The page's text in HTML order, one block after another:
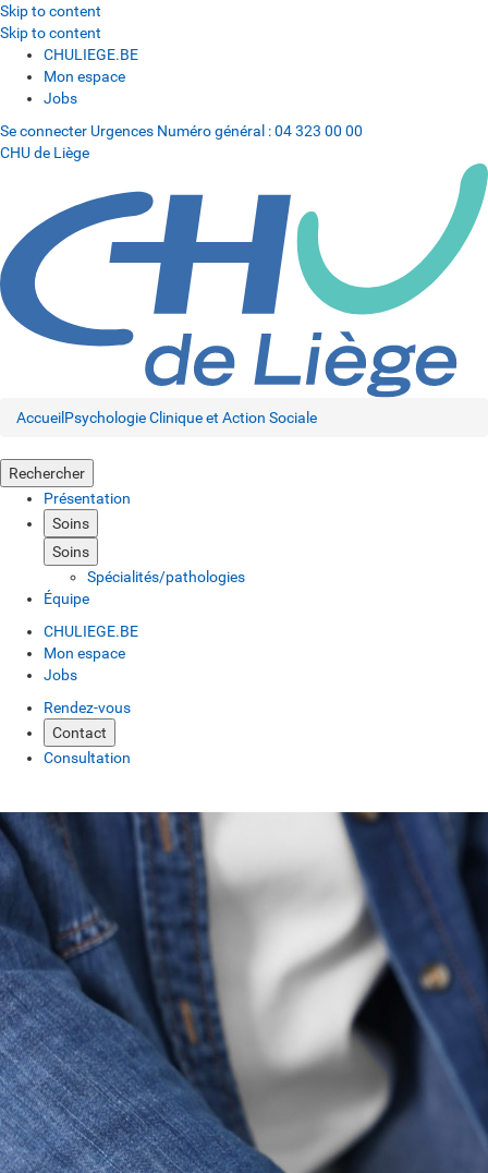
Skip to content
Skip to content
CHULIEGE.BE
Mon espace
Jobs
Se connecter Urgences Numéro général :04 323 00 00
CHU de Liège
Accueil Psychologie Clinique et Action Sociale
Rechercher
Présentation
Soins
Soins
Spécialités/pathologies
Équipe
CHULIEGE.BE
Mon espace
Jobs
Rendez-vous
Contact
Consultation